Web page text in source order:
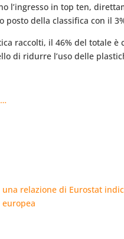
l’ingresso in top ten,
posto della classifica con il
raccolti, il 46% del totale è
di ridurre l’uso delle
relazione di Eurostat
europea